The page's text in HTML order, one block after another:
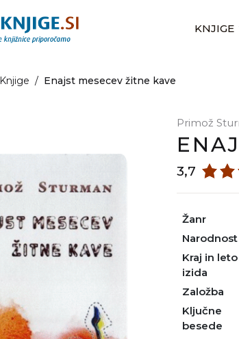
KNJIGE
Knjige / Enajst mesecev žitne kave
Primož
3,7
Žanr
Narodnost
Kraj in leto
izida
Založba
Ključne
besede